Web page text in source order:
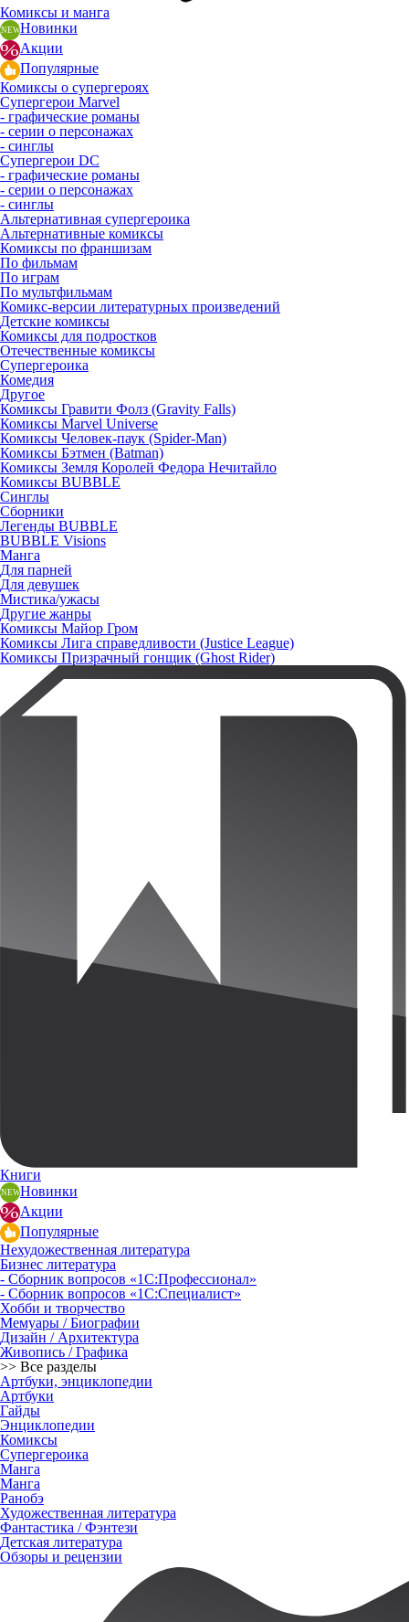
Комиксы и манга
Новинки
Акции
Популярные
Комиксы о супергероях
Супергерои Marvel
- графические романы
- серии о персонажах
- синглы
Супергерои DC
- графические романы
- серии о персонажах
- синглы
Альтернативная супергероика
Альтернативные комиксы
Комиксы по франшизам
По фильмам
По играм
По мультфильмам
Комикс-версии литературных произведений
Детские комиксы
Комиксы для подростков
Отечественные комиксы
Супергероика
Комедия
Другое
Комиксы Гравити Фолз (Gravity Falls)
Комиксы Marvel Universe
Комиксы Человек-паук (Spider-Man)
Комиксы Бэтмен (Batman)
Комиксы Земля Королей Федора Нечитайло
Комиксы BUBBLE
Синглы
Сборники
Легенды BUBBLE
BUBBLE Visions
Манга
Для парней
Для девушек
Мистика/ужасы
Другие жанры
Комиксы Майор Гром
Комиксы Лига справедливости (Justice League)
Комиксы Призрачный гонщик (Ghost Rider)
Книги
Новинки
Акции
Популярные
Нехудожественная литература
Бизнес литература
- Сборник вопросов «1С:Профессионал»
- Сборник вопросов «1С:Специалист»
Хобби и творчество
Мемуары / Биографии
Дизайн / Архитектура
Живопись / Графика
>> Все разделы
Артбуки, энциклопедии
Артбуки
Гайды
Энциклопедии
Комиксы
Супергероика
Манга
Манга
Ранобэ
Художественная литература
Фантастика / Фэнтези
Детская литература
Обзоры и рецензии